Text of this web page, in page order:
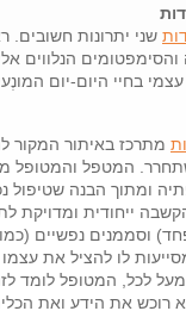
שני יתרונות
הנלווים
עצמי בחיי היום-יום
מתרכז באיתור המקור
המטפל
ומתוך הבנה שטיפול
ייחודית ומדויקת
וסממנים נפשיים
לו להציל את
לכל, המטופל לומד
רוכש את הידע ואת